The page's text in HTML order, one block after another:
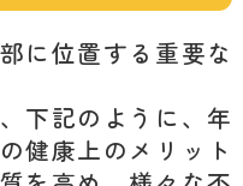
に位置する重要な
下記のように、年
健康上のメリット